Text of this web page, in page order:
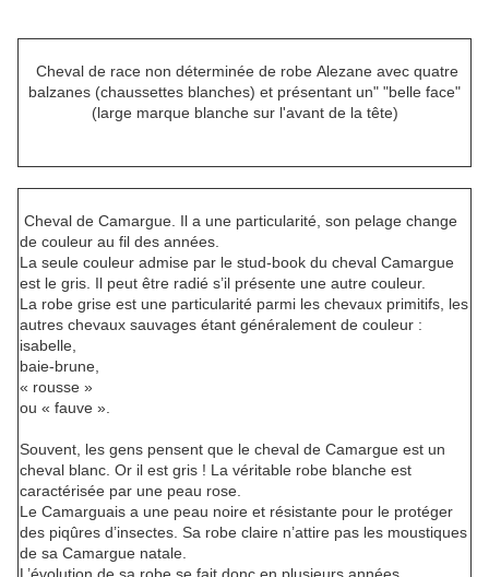
Cheval de race non déterminée de robe Alezane avec quatre
balzanes (chaussettes blanches) et présentant un" "belle face"
(large marque blanche sur l'avant de la tête)
Cheval de Camargue. Il a une particularité, son pelage change
de couleur au fil des années.
La seule couleur admise par le stud-book du cheval Camargue
est le gris. Il peut être radié s’il présente une autre couleur.
La robe grise est une particularité parmi les chevaux primitifs, les
autres chevaux sauvages étant généralement de couleur :
isabelle,
baie-brune,
« rousse »
ou « fauve ».
Souvent, les gens pensent que le cheval de Camargue est un
cheval blanc. Or il est gris ! La véritable robe blanche est
caractérisée par une peau rose.
Le Camarguais a une peau noire et résistante pour le protéger
des piqûres d’insectes. Sa robe claire n’attire pas les moustiques
de sa Camargue natale.